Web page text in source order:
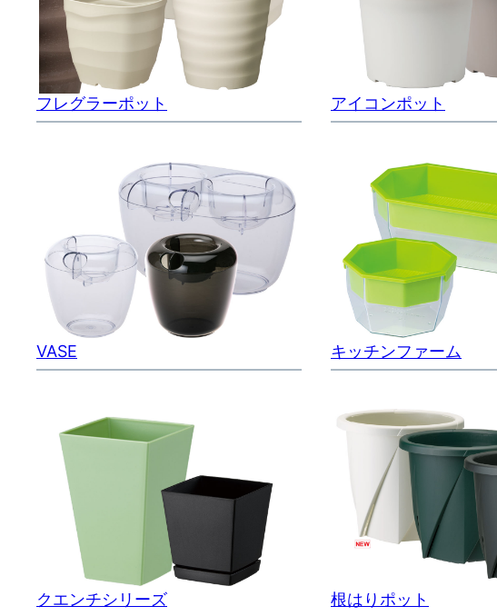
フレグラーポット アイコンポット
VASE キッチンファーム
クエンチシリーズ 根はりポット